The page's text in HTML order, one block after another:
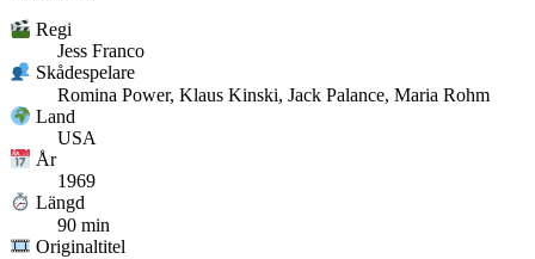
Regi
Jess Franco
Skådespelare
Romina Power, Klaus Kinski, Jack Palance, Maria Rohm
Land
USA
År
1969
Längd
90 min
Originaltitel